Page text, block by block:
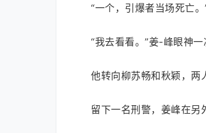
“一个，引爆者当场死亡
“我去看看。”姜-峰眼神
他转向柳苏畅和秋颖，两
留下一名刑警，姜峰在另